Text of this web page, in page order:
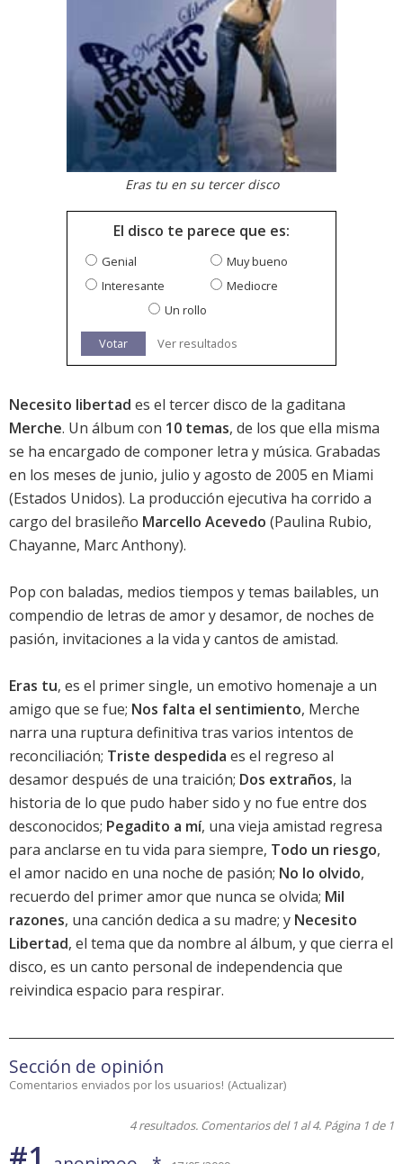
Eras tu en su tercer disco
El disco te parece que es:
Genial
Muy bueno
Interesante
Mediocre
Un rollo
Votar Ver resultados
Necesito libertad es el tercer disco de la gaditana
Merche. Un álbum con 10 temas, de los que ella misma
se ha encargado de componer letra y música. Grabadas
en los meses de junio, julio y agosto de 2005 en Miami
(Estados Unidos). La producción ejecutiva ha corrido a
cargo del brasileño Marcello Acevedo (Paulina Rubio,
Chayanne, Marc Anthony).
Pop con baladas, medios tiempos y temas bailables, un
compendio de letras de amor y desamor, de noches de
pasión, invitaciones a la vida y cantos de amistad.
Eras tu, es el primer single, un emotivo homenaje a un
amigo que se fue; Nos falta el sentimiento, Merche
narra una ruptura definitiva tras varios intentos de
reconciliación; Triste despedida es el regreso al
desamor después de una traición; Dos extraños, la
historia de lo que pudo haber sido y no fue entre dos
desconocidos; Pegadito a mí, una vieja amistad regresa
para anclarse en tu vida para siempre, Todo un riesgo,
el amor nacido en una noche de pasión; No lo olvido,
recuerdo del primer amor que nunca se olvida; Mil
razones, una canción dedica a su madre; y Necesito
Libertad, el tema que da nombre al álbum, y que cierra el
disco, es un canto personal de independencia que
reivindica espacio para respirar.
Sección de opinión
Comentarios enviados por los usuarios! (Actualizar)
4 resultados. Comentarios del 1 al 4. Página 1 de 1